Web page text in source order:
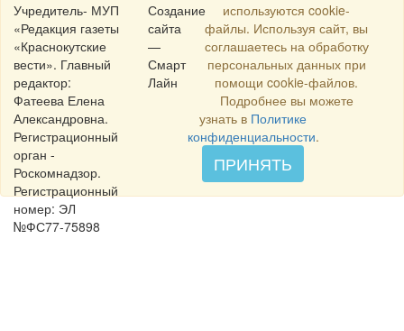
Учредитель- МУП
«Редакция газеты
«Краснокутские
вести». Главный
редактор:
Фатеева Елена
Александровна.
Регистрационный
орган -
Роскомнадзор.
Регистрационный
номер: ЭЛ
№ФС77-75898
Создание
сайта
—
Смарт
Лайн
используются cookie-
файлы. Используя сайт, вы
соглашаетесь на обработку
персональных данных при
помощи cookie-файлов.
Подробнее вы можете
узнать в Политике
конфиденциальности.
ПРИНЯТЬ